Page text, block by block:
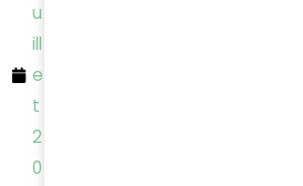
u
ill
e
t
2
0